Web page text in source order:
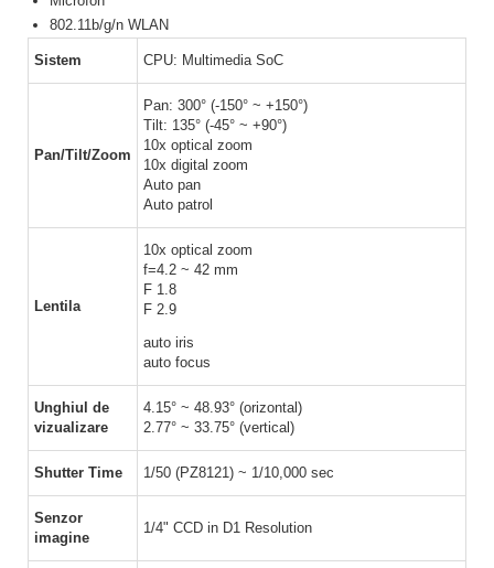
802.11b/g/n WLAN
Sistem CPU: Multimedia SoC
Pan/Tilt/Zoom
Pan: 300° (-150° ~ +150°)
Tilt: 135° (-45° ~ +90°)
10x optical zoom
10x digital zoom
Auto pan
Auto patrol
Lentila
10x optical zoom
f=4.2 ~ 42 mm
F 1.8
F 2.9
auto iris
auto focus
Unghiul de
vizualizare
4.15° ~ 48.93° (orizontal)
2.77° ~ 33.75° (vertical)
Shutter Time 1/50 (PZ8121) ~ 1/10,000 sec
Senzor
imagine
1/4" CCD in D1 Resolution